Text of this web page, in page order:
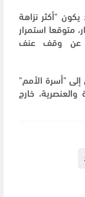
"أكثر نزاهة
متوقعا استمرار
عن وقف عنف
إلى "أسرة الأمم"
خارج